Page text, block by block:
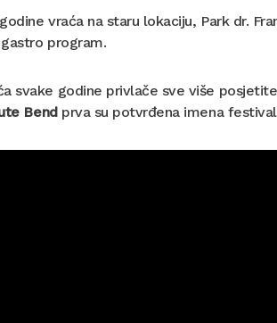
vraća na staru lokaciju, Park dr.
program.
svake godine privlače sve više
Bendprva su potvrđena imena